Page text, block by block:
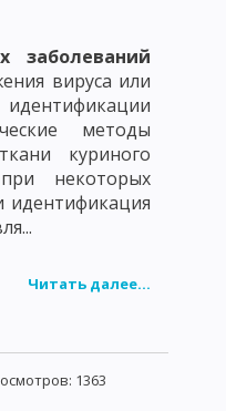
заболеваний
вируса или
методы
куриного
некоторых
идентификация
Читать далее...
1363